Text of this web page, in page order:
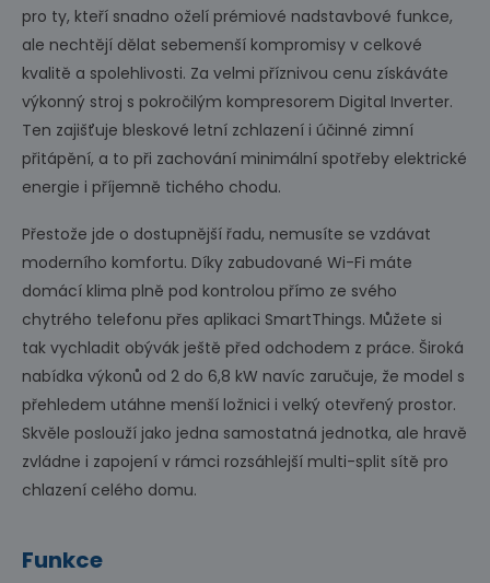
pro ty, kteří snadno oželí prémiové nadstavbové funkce,
ale nechtějí dělat sebemenší kompromisy v celkové
kvalitě a spolehlivosti. Za velmi příznivou cenu získáváte
výkonný stroj s pokročilým kompresorem Digital Inverter.
Ten zajišťuje bleskové letní zchlazení i účinné zimní
přitápění, a to při zachování minimální spotřeby elektrické
energie i příjemně tichého chodu.
Přestože jde o dostupnější řadu, nemusíte se vzdávat
moderního komfortu. Díky zabudované Wi-Fi máte
domácí klima plně pod kontrolou přímo ze svého
chytrého telefonu přes aplikaci SmartThings. Můžete si
tak vychladit obývák ještě před odchodem z práce. Široká
nabídka výkonů od 2 do 6,8 kW navíc zaručuje, že model s
přehledem utáhne menší ložnici i velký otevřený prostor.
Skvěle poslouží jako jedna samostatná jednotka, ale hravě
zvládne i zapojení v rámci rozsáhlejší multi-split sítě pro
chlazení celého domu.
Funkce